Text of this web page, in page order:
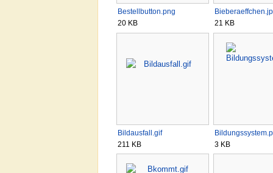
Bestellbutton.png
20 KB
21 KB
Bildausfall.gif
211 KB
3 KB